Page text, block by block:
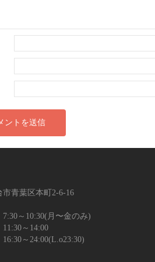
市青葉区本町2-6-16
7:30～10:30(月〜金のみ)
11:30～14:00
16:30～24:00(L.o23:30)